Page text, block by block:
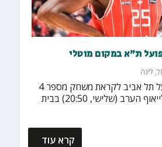
ת"א במקום מוטלי
, ליגה
שינוי בסגל הפועל תל אביב לקראת משחק מספר 4
בסדרת גמר הפלייאוף הערב (שלישי, 20:50) בבית
קרא עוד